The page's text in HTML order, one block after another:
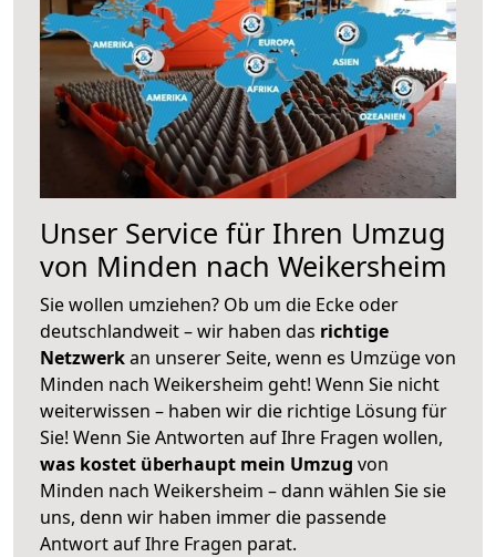
Unser Service für Ihren Umzug
von Minden nach Weikersheim
Sie wollen umziehen? Ob um die Ecke oder
deutschlandweit – wir haben das richtige
Netzwerkan unserer Seite, wenn es Umzüge von
Minden nach Weikersheim geht! Wenn Sie nicht
weiterwissen – haben wir die richtige Lösung für
Sie! Wenn Sie Antworten auf Ihre Fragen wollen,
was kostet überhaupt mein Umzug von
Minden nach Weikersheim – dann wählen Sie sie
uns, denn wir haben immer die passende
Antwort auf Ihre Fragen parat.